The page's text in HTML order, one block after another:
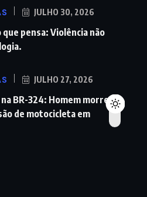
JULHO 30, 2026
que pensa: Violência não
JULHO 27, 2026
BR-324: Homem morre
de motocicleta em